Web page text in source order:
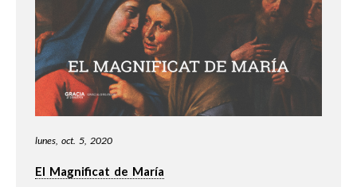
lunes, oct. 5, 2020
El Magnificat de María